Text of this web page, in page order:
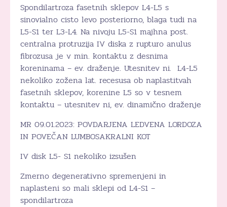
Spondilartroza fasetnih sklepov L4-L5 s
sinovialno cisto levo posteriorno, blaga tudi na
L5-S1 ter L3-L4. Na nivoju L5-S1 majhna post.
centralna protruzija IV diska z rupturo anulus
fibrozusa je v min. kontaktu z desnima
koreninama – ev. draženje. Utesnitev ni. L4-L5
nekoliko zožena lat. recesusa ob naplastitvah
fasetnih sklepov, korenine L5 so v tesnem
kontaktu – utesnitev ni, ev. dinamično draženje
MR 09.01.2023: POVDARJENA LEDVENA LORDOZA
IN POVEČAN LUMBOSAKRALNI KOT
IV disk L5- S1 nekoliko izsušen
Zmerno degenerativno spremenjeni in
naplasteni so mali sklepi od L4-S1 –
spondilartroza